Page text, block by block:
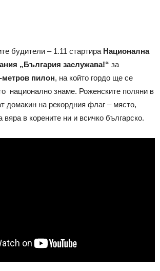
будители – 1.11 стартира Национална
„България заслужава!“ за
метров пилон, на който гордо ще се
национално знаме. Роженските поляни в
домакин на рекордния флаг – място,
в корените ни и всичко българско.